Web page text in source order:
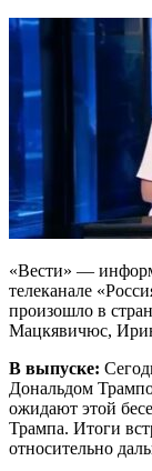
«Вести» —
телеканале
произошло в
Мацкявичюс,
В выпуске:
Дональдом
ожидают этой
Трампа. Итоги
относительно